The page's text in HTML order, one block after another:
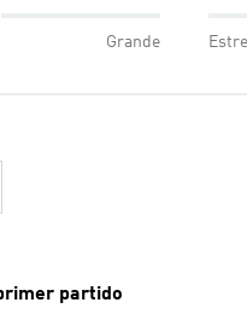
Grande
partido